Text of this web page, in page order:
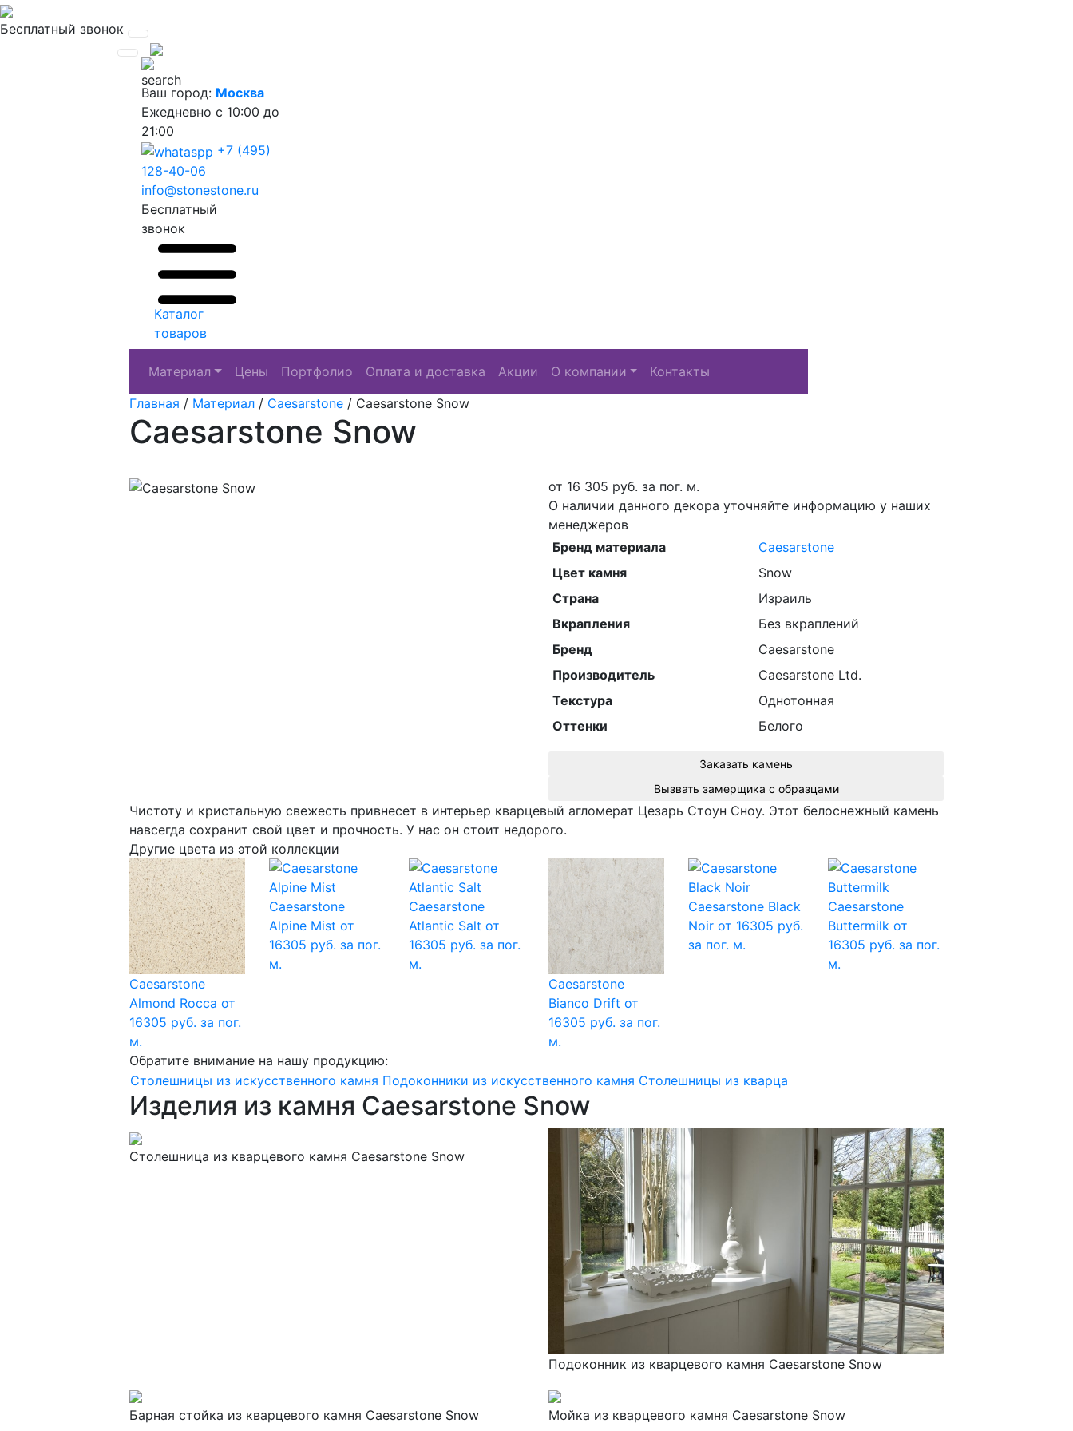
Бесплатный звонок
Ваш город: Москва
Ежедневно с 10:00 до
21:00
+7 (495)
128-40-06
info@stonestone.ru
Бесплатный
звонок
Каталог
товаров
Материал Цены Портфолио Оплата и доставка Акции О компании
Контакты
Главная / Материал / Caesarstone / Caesarstone Snow
Caesarstone Snow
от 16 305 руб. за пог. м.
О наличии данного декора уточняйте информацию у наших
менеджеров
Бренд материала
Caesarstone
Цвет камня
Snow
Страна
Израиль
Вкрапления
Без вкраплений
Бренд
Caesarstone
Производитель
Caesarstone Ltd.
Текстура
Однотонная
Оттенки
Белого
Заказать камень
Вызвать замерщика с образцами
Чистоту и кристальную свежесть привнесет в интерьер кварцевый агломерат Цезарь Стоун Сноу. Этот белоснежный камень
навсегда сохранит свой цвет и прочность. У нас он стоит недорого.
Другие цвета из этой коллекции
Caesarstone
Almond Rocca от
16305 руб. за пог.
м.
Caesarstone
Alpine Mist от
16305 руб. за пог.
м.
Caesarstone
Atlantic Salt от
16305 руб. за пог.
м.
Caesarstone
Bianco Drift от
16305 руб. за пог.
м.
Caesarstone Black
Noir от 16305 руб.
за пог. м.
Caesarstone
Buttermilk от
16305 руб. за пог.
м.
Обратите внимание на нашу продукцию:
Столешницы из искусственного камня Подоконники из искусственного камня Столешницы из кварца
Изделия из камня Caesarstone Snow
Столешница из кварцевого камня Caesarstone Snow
Подоконник из кварцевого камня Caesarstone Snow
Барная стойка из кварцевого камня Caesarstone Snow Мойка из кварцевого камня Caesarstone Snow